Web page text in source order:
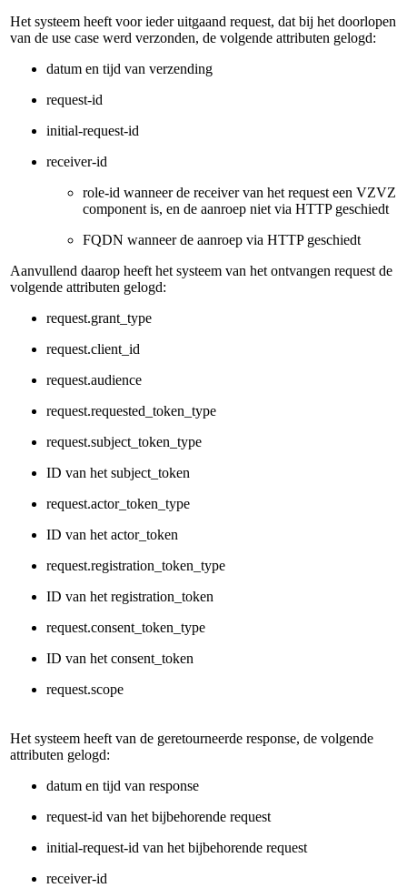
Het systeem heeft voor ieder uitgaand request, dat bij het doorlopen
van de use case werd verzonden, de volgende attributen gelogd:
datum en tijd van verzending
request-id
initial-request-id
receiver-id
role-id wanneer de receiver van het request een VZVZ
component is, en de aanroep niet via HTTP geschiedt
FQDN wanneer de aanroep via HTTP geschiedt
Aanvullend daarop heeft het systeem van het ontvangen request de
volgende attributen gelogd:
request.grant_type
request.client_id
request.audience
request.requested_token_type
request.subject_token_type
ID van het subject_token
request.actor_token_type
ID van het actor_token
request.registration_token_type
ID van het registration_token
request.consent_token_type
ID van het consent_token
request.scope
Het systeem heeft van de geretourneerde response, de volgende
attributen gelogd:
datum en tijd van response
request-id van het bijbehorende request
initial-request-id van het bijbehorende request
receiver-id